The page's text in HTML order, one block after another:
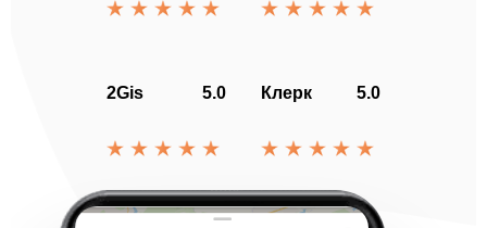
2Gis 5.0 Клерк 5.0